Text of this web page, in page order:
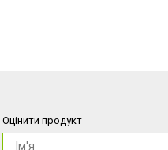
Оцінити продукт